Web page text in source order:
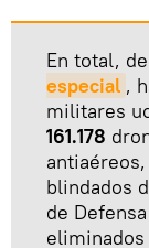
En total,
especial ,
militares
161.178
antiaéreos,
blindados
de
eliminados